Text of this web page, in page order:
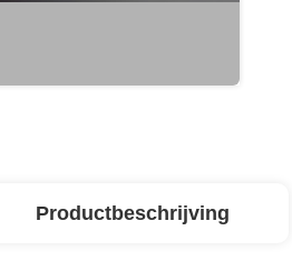
Productbeschrijving